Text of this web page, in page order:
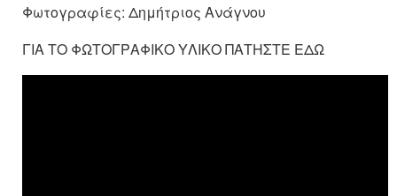
Φωτογραφίες: Δημήτριος Ανάγνου
ΓΙΑ ΤΟ ΦΩΤΟΓΡΑΦΙΚΟ ΥΛΙΚΟ ΠΑΤΗΣΤΕ ΕΔΩ